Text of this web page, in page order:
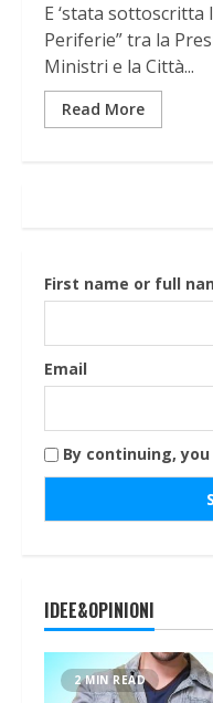
E ‘stata sottoscritta
Periferie” tra la
Ministri e la Città...
Read More
First name or full
Email
By continuing,
IDEE&OPINIONI
2 MIN READ